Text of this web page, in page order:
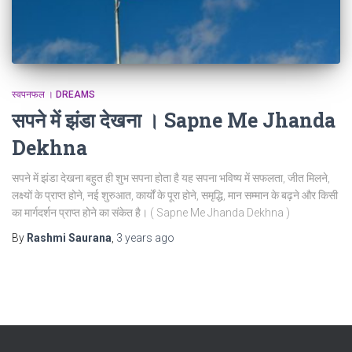
स्वपनफल । DREAMS
सपने में झंडा देखना । Sapne Me Jhanda
Dekhna
सपने में झंडा देखना बहुत ही शुभ सपना होता है यह सपना भविष्य में सफलता, जीत मिलने,
लक्ष्यों के प्राप्त होने, नई शुरुआत, कार्यों के पूरा होने, समृद्धि, मान सम्मान के बढ़ने और किसी
का मार्गदर्शन प्राप्त होने का संकेत है। ( Sapne Me Jhanda Dekhna )
By Rashmi Saurana 3 years ago